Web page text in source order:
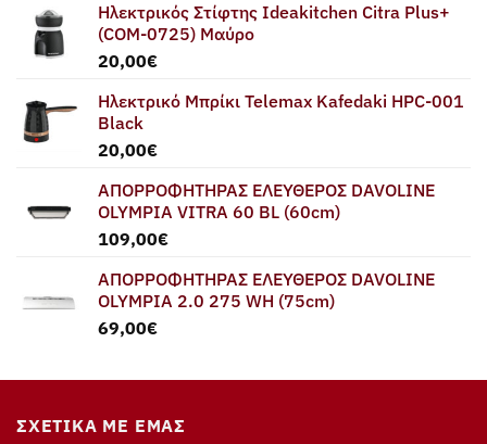
Ηλεκτρικός Στίφτης Ideakitchen Citra Plus+
(COM-0725) Μαύρο
20,00€
Ηλεκτρικό Μπρίκι Telemax Kafedaki HPC-001
Black
20,00€
ΑΠΟΡΡΟΦΗΤΗΡΑΣ ΕΛΕΥΘΕΡΟΣ DAVOLINE
OLYMPIA VITRA 60 BL (60cm)
109,00€
ΑΠΟΡΡΟΦΗΤΗΡΑΣ ΕΛΕΥΘΕΡΟΣ DAVOLINE
OLYMPIA 2.0 275 WH (75cm)
69,00€
ΣΧΕΤΙΚΆ ΜΕ ΕΜΆΣ